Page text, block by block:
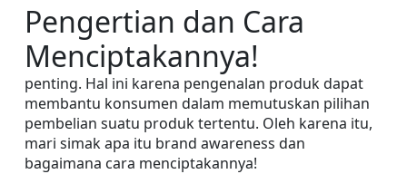
Pengertian dan Cara
Menciptakannya!
penting. Hal ini karena pengenalan produk dapat
membantu konsumen dalam memutuskan pilihan
pembelian suatu produk tertentu. Oleh karena itu,
mari simak apa itu brand awareness dan
bagaimana cara menciptakannya!